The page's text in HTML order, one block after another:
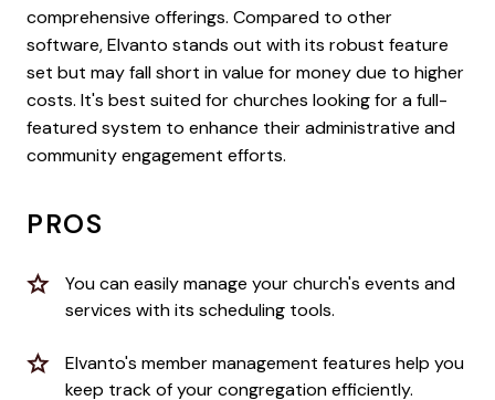
comprehensive offerings. Compared to other
software, Elvanto stands out with its robust feature
set but may fall short in value for money due to higher
costs. It's best suited for churches looking for a full-
featured system to enhance their administrative and
community engagement efforts.
PROS
You can easily manage your church's events and
services with its scheduling tools.
Elvanto's member management features help you
keep track of your congregation efficiently.